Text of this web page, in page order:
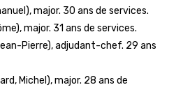
major. 30 ans de services.
major. 31 ans de services.
Pierre), adjudant-chef. 29 ans
Michel), major. 28 ans de